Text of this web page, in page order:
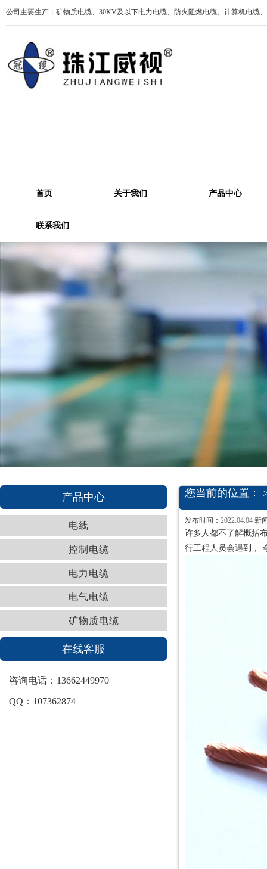
公司主要生产：矿物质电缆、30KV及以下电力电缆、防火阻燃电缆、计算机电缆
首页 关于我们 产品中心
联系我们
产品中心
电线
控制电缆
电力电缆
电气电缆
矿物质电缆
在线客服
咨询电话：13662449970
QQ：107362874
您当前的位置：
发布时间： 2022.04.04 新
许多人都不了解概括
行工程人员会遇到，